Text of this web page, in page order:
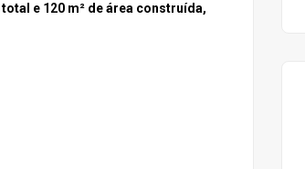
e 120 m² de área construída,